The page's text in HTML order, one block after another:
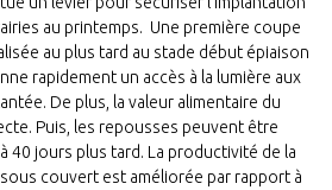
au printemps. Une première coupe
au plus tard au stade début épiaison
rapidement un accès à la lumière aux
De plus, la valeur alimentaire du
Puis, les repousses peuvent être
40 jours plus tard. La productivité de la
couvert est améliorée par rapport à